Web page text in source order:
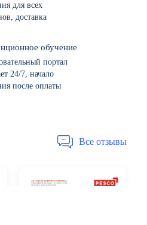
для всех
доставка
обучение
портал
24/7, начало
после оплаты
Все отзывы